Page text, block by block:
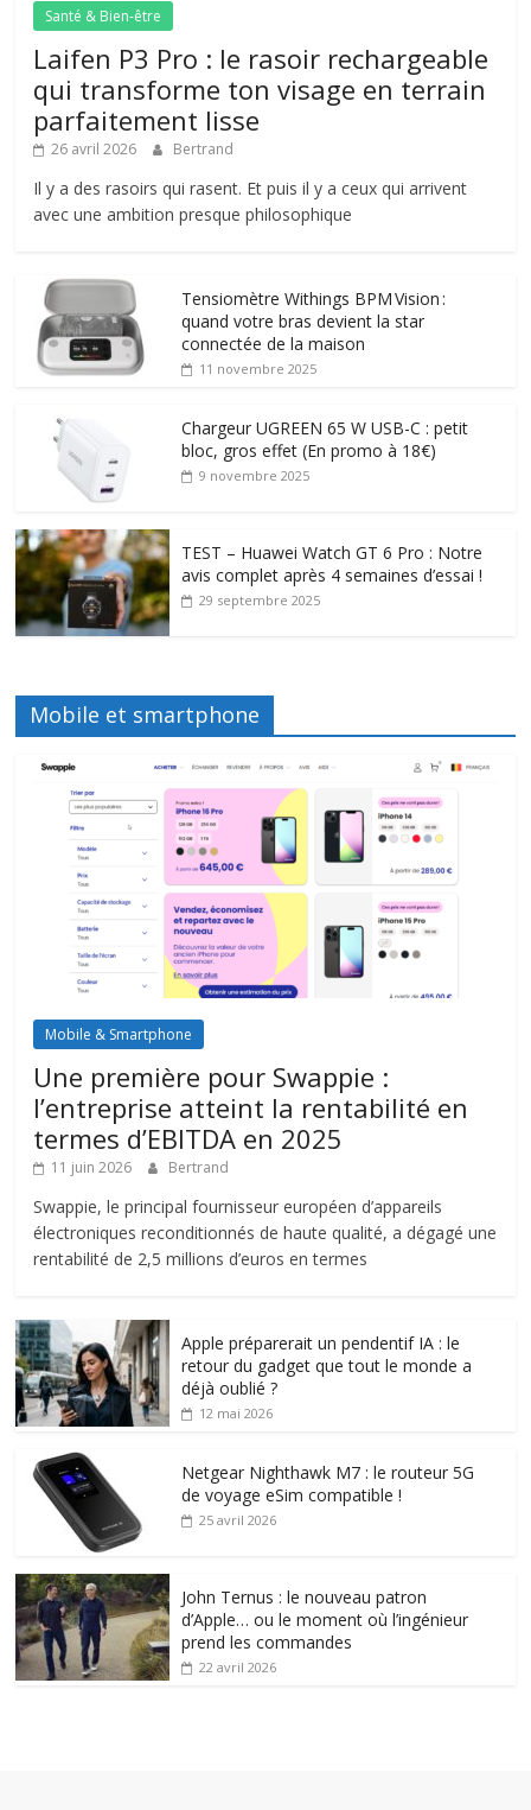
Santé & Bien-être
Laifen P3 Pro : le rasoir rechargeable
qui transforme ton visage en terrain
parfaitement lisse
26 avril 2026 Bertrand
Il y a des rasoirs qui rasent. Et puis il y a ceux qui arrivent
avec une ambition presque philosophique
Tensiomètre Withings BPM Vision :
quand votre bras devient la star
connectée de la maison
11 novembre 2025
Chargeur UGREEN 65 W USB-C : petit
bloc, gros effet (En promo à 18€)
9 novembre 2025
TEST – Huawei Watch GT 6 Pro : Notre
avis complet après 4 semaines d’essai !
29 septembre 2025
Mobile et smartphone
Mobile & Smartphone
Une première pour Swappie :
l’entreprise atteint la rentabilité en
termes d’EBITDA en 2025
11 juin 2026 Bertrand
Swappie, le principal fournisseur européen d’appareils
électroniques reconditionnés de haute qualité, a dégagé une
rentabilité de 2,5 millions d’euros en termes
Apple préparerait un pendentif IA : le
retour du gadget que tout le monde a
déjà oublié ?
12 mai 2026
Netgear Nighthawk M7 : le routeur 5G
de voyage eSim compatible !
25 avril 2026
John Ternus : le nouveau patron
d’Apple… ou le moment où l’ingénieur
prend les commandes
22 avril 2026